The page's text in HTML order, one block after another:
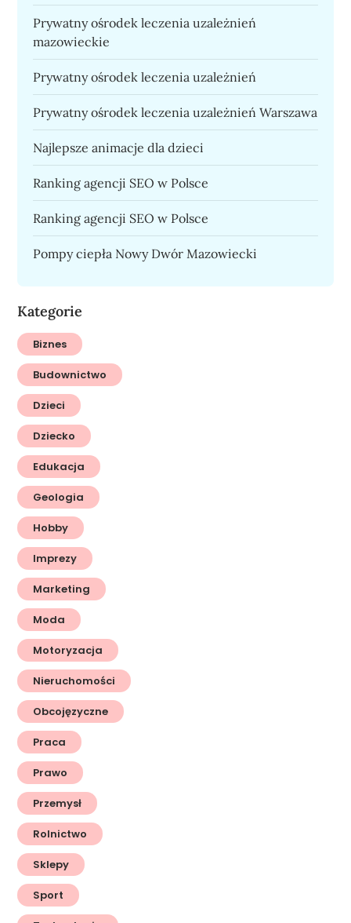
Prywatny ośrodek leczenia uzależnień
mazowieckie
Prywatny ośrodek leczenia uzależnień
Prywatny ośrodek leczenia uzależnień Warszawa
Najlepsze animacje dla dzieci
Ranking agencji SEO w Polsce
Ranking agencji SEO w Polsce
Pompy ciepła Nowy Dwór Mazowiecki
Kategorie
Biznes
Budownictwo
Dzieci
Dziecko
Edukacja
Geologia
Hobby
Imprezy
Marketing
Moda
Motoryzacja
Nieruchomości
Obcojęzyczne
Praca
Prawo
Przemysł
Rolnictwo
Sklepy
Sport